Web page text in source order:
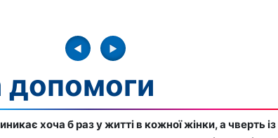
допомоги
хоча б раз у житті в кожної жінки, а чверть